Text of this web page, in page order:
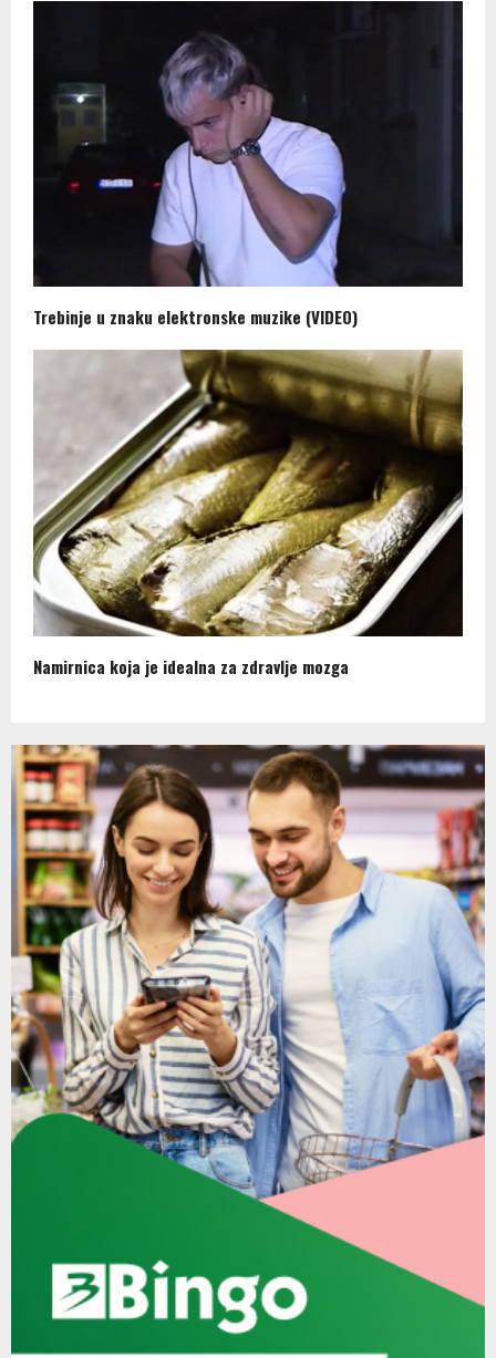
Trebinje u znaku elektronske muzike (VIDEO)
Namirnica koja je idealna za zdravlje mozga